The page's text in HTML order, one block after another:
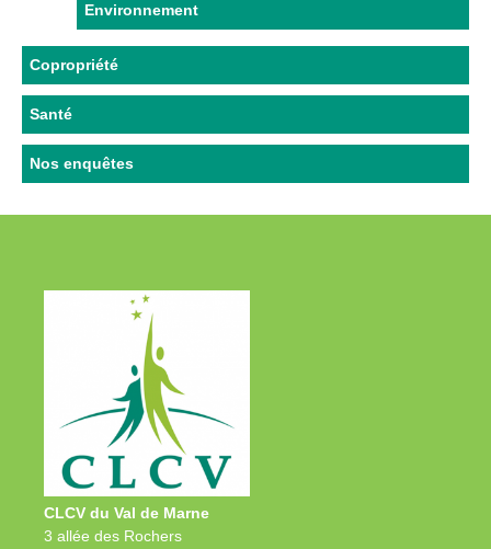
Environnement
Copropriété
Santé
Nos enquêtes
CLCV du Val de Marne
3 allée des Rochers